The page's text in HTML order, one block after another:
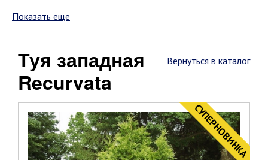
Показать еще
Вернуться в каталог
Туя западная
Recurvata
CУПЕРНОВИНКА